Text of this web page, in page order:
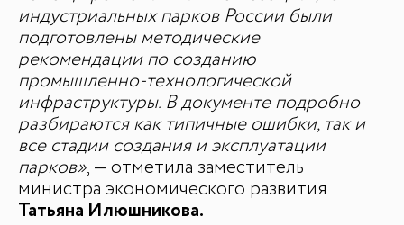
индустриальных парков России были
подготовлены методические
рекомендации по созданию
промышленно-технологической
инфраструктуры. В документе подробно
разбираются как типичные ошибки, так и
все стадии создания и эксплуатации
парков», — отметила заместитель
министра экономического развития
Татьяна Илюшникова.